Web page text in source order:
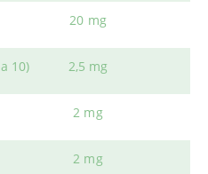
20 mg
10) 2,5 mg
2 mg
2 mg